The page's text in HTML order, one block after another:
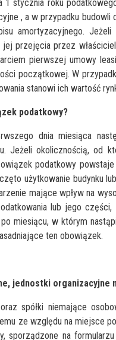
1 stycznia roku
, a w przypadku
amortyzacyjnego.
przejęcia przez
pierwszej umowy
początkowej. W
stanowi ich wartość
podatkowy?
dnia miesiąca
Jeżeli okolicznością, od
podatkowy
użytkowanie budynku
mające wpływ na
lub jego
miesiącu, w którym
ten obowiązek.
jednostki organizacyjne
spółki niemające
ze względu na miejsce
sporządzone na